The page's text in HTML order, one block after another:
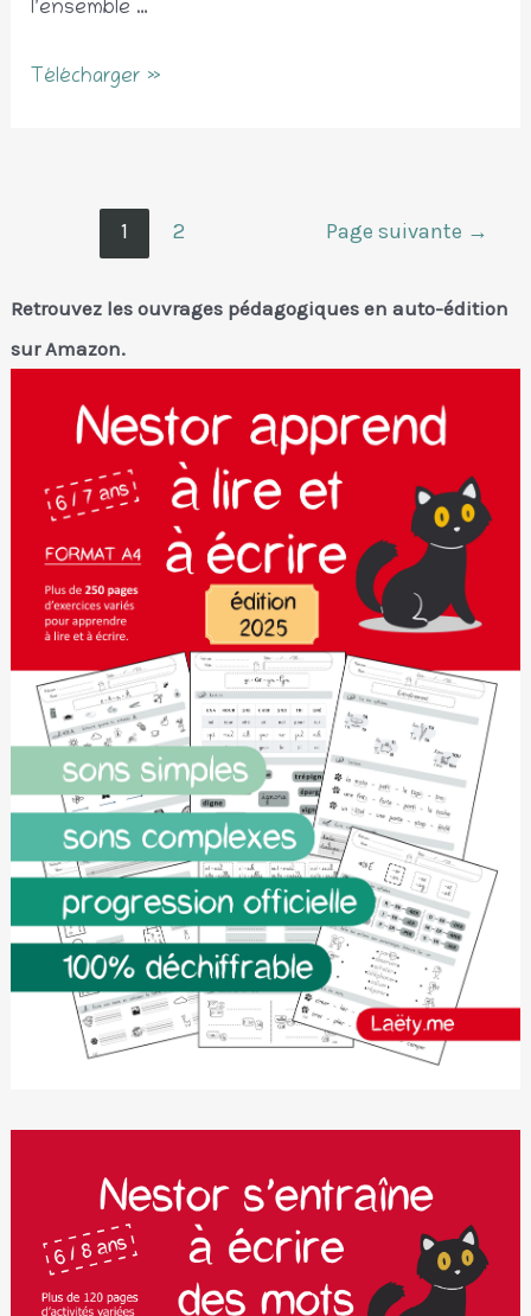
Retrouvez les ouvrages pédagogiques en auto-édition
sur Amazon.
l’ensemble …
Matériel
Télécharger »
publications
1 2 Page suivante →